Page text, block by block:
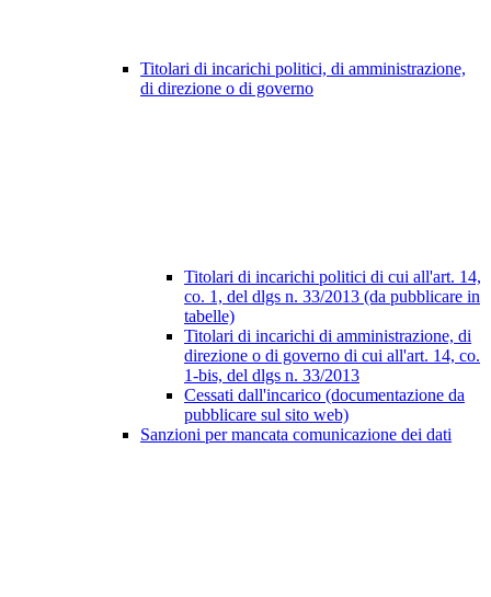
Titolari di incarichi politici, di amministrazione,
di direzione o di governo
Titolari di incarichi politici di cui all'art. 14,
co. 1, del dlgs n. 33/2013 (da pubblicare in
tabelle)
Titolari di incarichi di amministrazione, di
direzione o di governo di cui all'art. 14, co.
1-bis, del dlgs n. 33/2013
Cessati dall'incarico (documentazione da
pubblicare sul sito web)
Sanzioni per mancata comunicazione dei dati